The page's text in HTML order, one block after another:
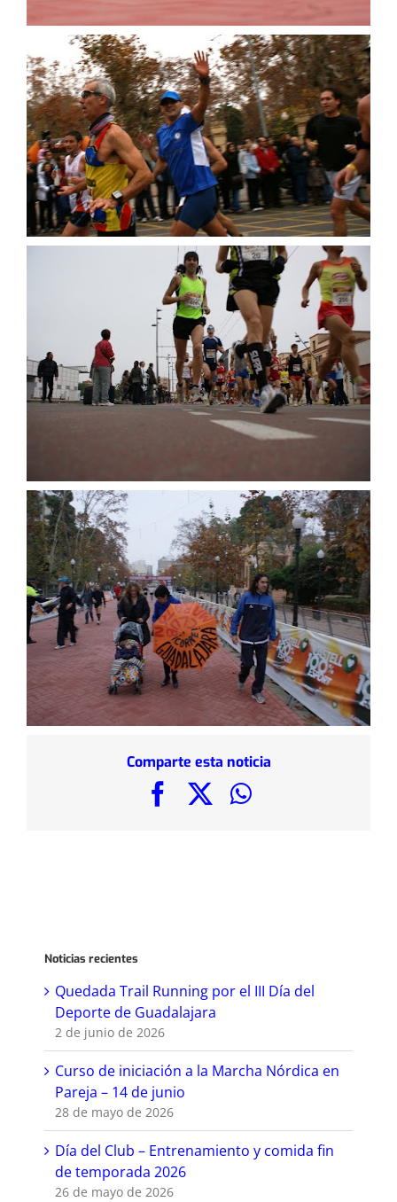
Comparte esta noticia
FacebookWhatsApp
Noticias recientes
Quedada Trail Running por el III Día del
Deporte de Guadalajara
2 de junio de 2026
Curso de iniciación a la Marcha Nórdica en
Pareja – 14 de junio
28 de mayo de 2026
Día del Club – Entrenamiento y comida fin
de temporada 2026
26 de mayo de 2026